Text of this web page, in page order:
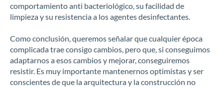
comportamiento anti bacteriológico, su facilidad de
limpieza y su resistencia a los agentes desinfectantes.
Como conclusión, queremos señalar que cualquier época
complicada trae consigo cambios, pero que, si conseguimos
adaptarnos a esos cambios y mejorar, conseguiremos
resistir. Es muy importante mantenernos optimistas y ser
conscientes de que la arquitectura y la construcción no